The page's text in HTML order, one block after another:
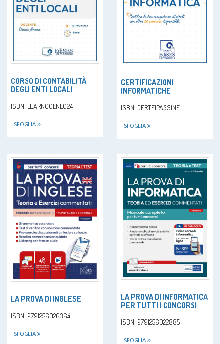
CORSO DI CONTABILITÀ
DEGLI ENTI LOCALI
ISBN: LEARNCOENLO24
SFOGLIA
CERTIFICAZIONI
INFORMATICHE
ISBN: CERTEIPASSINF
SFOGLIA
LA PROVA DI INGLESE
ISBN: 9791256026364
SFOGLIA
LA PROVA DI INFORMATICA
PER TUTTI I CONCORSI
ISBN: 9791256022885
SFOGLIA